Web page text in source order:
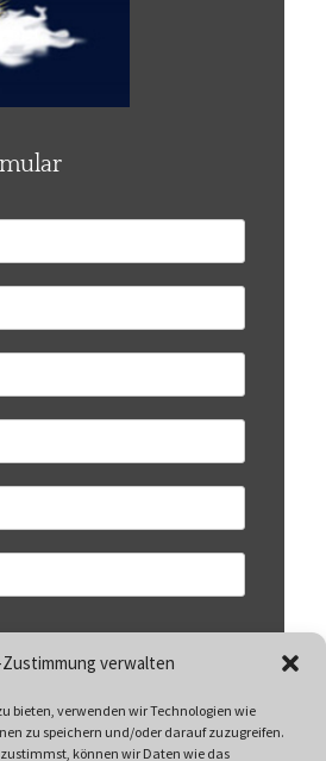
verwalten
bieten, verwenden wir Technologien wie
zu speichern und/oder darauf zuzugreifen.
können wir Daten wie das